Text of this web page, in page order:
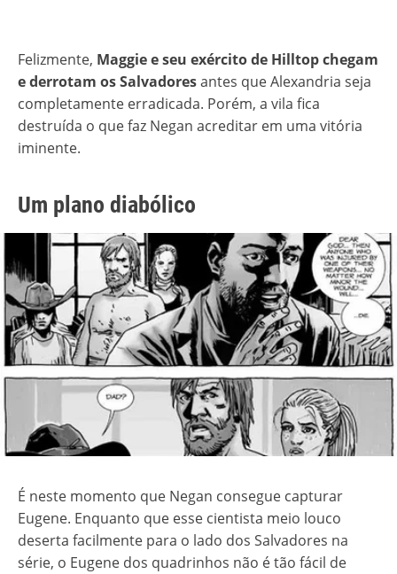
Felizmente, Maggie e seu exército de Hilltop chegam
e derrotam os Salvadoresantes que Alexandria seja
completamente erradicada. Porém, a vila fica
destruída o que faz Negan acreditar em uma vitória
iminente.
Um plano diabólico
É neste momento que Negan consegue capturar
Eugene. Enquanto que esse cientista meio louco
deserta facilmente para o lado dos Salvadores na
série, o Eugene dos quadrinhos não é tão fácil de